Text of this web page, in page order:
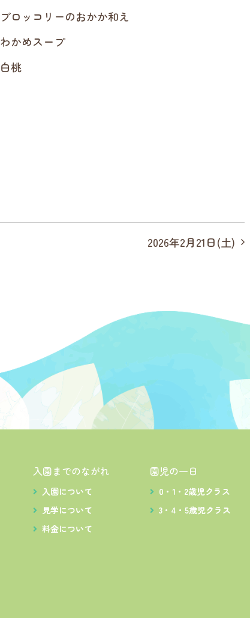
ブロッコリーのおかか和え
わかめスープ
白桃
2026年2月21日(土)
入園までのながれ
入園について
見学について
料金について
園児の一日
0・1・2歳児クラス
3・4・5歳児クラス